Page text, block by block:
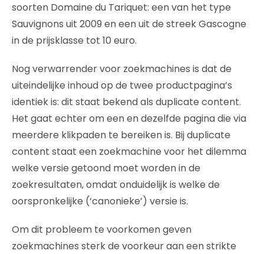
soorten Domaine du Tariquet: een van het type
Sauvignons uit 2009 en een uit de streek Gascogne
in de prijsklasse tot 10 euro.
Nog verwarrender voor zoekmachines is dat de
uiteindelijke inhoud op de twee productpagina’s
identiek is: dit staat bekend als duplicate content.
Het gaat echter om een en dezelfde pagina die via
meerdere klikpaden te bereiken is. Bij duplicate
content staat een zoekmachine voor het dilemma
welke versie getoond moet worden in de
zoekresultaten, omdat onduidelijk is welke de
oorspronkelijke (‘canonieke’) versie is.
Om dit probleem te voorkomen geven
zoekmachines sterk de voorkeur aan een strikte